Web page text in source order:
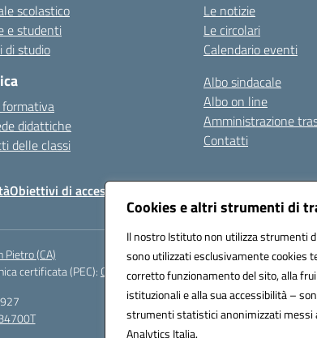
Cookies e altri strumenti di
Il nostro Istituto non utilizza strumenti
sono utilizzati esclusivamente cookies
corretto funzionamento del sito, alla
istituzionali e alla sua accessibilità –
strumenti statistici anonimizzati messi
Analytics Italia.
scolastico
e studenti
di studio
didattiche
delle classi
Le notizie
Le circolari
Calendario eventi
Albo sindacale
Albo on line
Amministrazione
Contatti
Obiettivi di accessibilità
Pietro (CA)
certificata (PEC): CAIC84700T@pec.istruzione.it